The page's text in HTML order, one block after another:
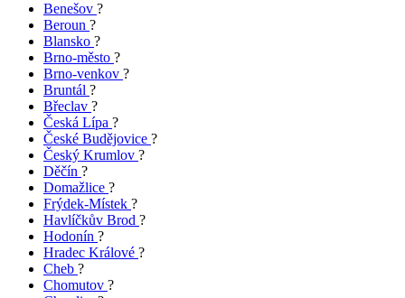
Benešov ?
Beroun ?
Blansko ?
Brno-město ?
Brno-venkov ?
Bruntál ?
Břeclav ?
Česká Lípa ?
České Budějovice ?
Český Krumlov ?
Děčín ?
Domažlice ?
Frýdek-Místek ?
Havlíčkův Brod ?
Hodonín ?
Hradec Králové ?
Cheb ?
Chomutov ?